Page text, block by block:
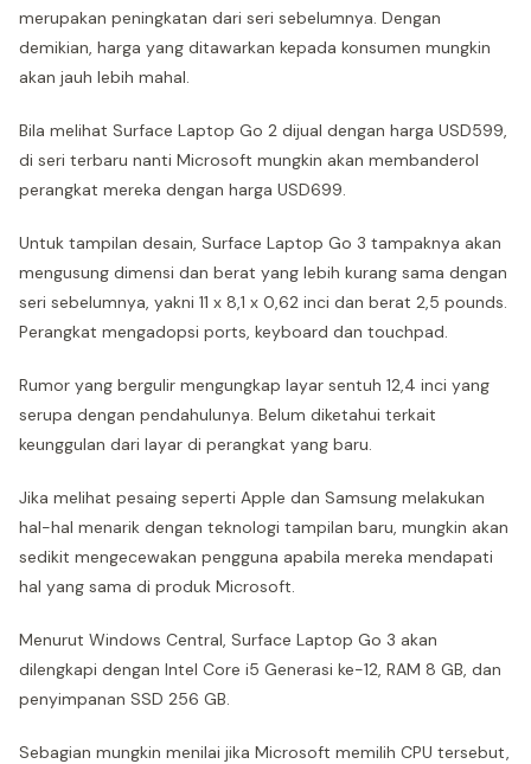
merupakan peningkatan dari seri sebelumnya. Dengan
demikian, harga yang ditawarkan kepada konsumen mungkin
akan jauh lebih mahal.
Bila melihat Surface Laptop Go 2 dijual dengan harga USD599,
di seri terbaru nanti Microsoft mungkin akan membanderol
perangkat mereka dengan harga USD699.
Untuk tampilan desain, Surface Laptop Go 3 tampaknya akan
mengusung dimensi dan berat yang lebih kurang sama dengan
seri sebelumnya, yakni 11 x 8,1 x 0,62 inci dan berat 2,5 pounds.
Perangkat mengadopsi ports, keyboard dan touchpad.
Rumor yang bergulir mengungkap layar sentuh 12,4 inci yang
serupa dengan pendahulunya. Belum diketahui terkait
keunggulan dari layar di perangkat yang baru.
Jika melihat pesaing seperti Apple dan Samsung melakukan
hal-hal menarik dengan teknologi tampilan baru, mungkin akan
sedikit mengecewakan pengguna apabila mereka mendapati
hal yang sama di produk Microsoft.
Menurut Windows Central, Surface Laptop Go 3 akan
dilengkapi dengan Intel Core i5 Generasi ke-12, RAM 8 GB, dan
penyimpanan SSD 256 GB.
Sebagian mungkin menilai jika Microsoft memilih CPU tersebut,